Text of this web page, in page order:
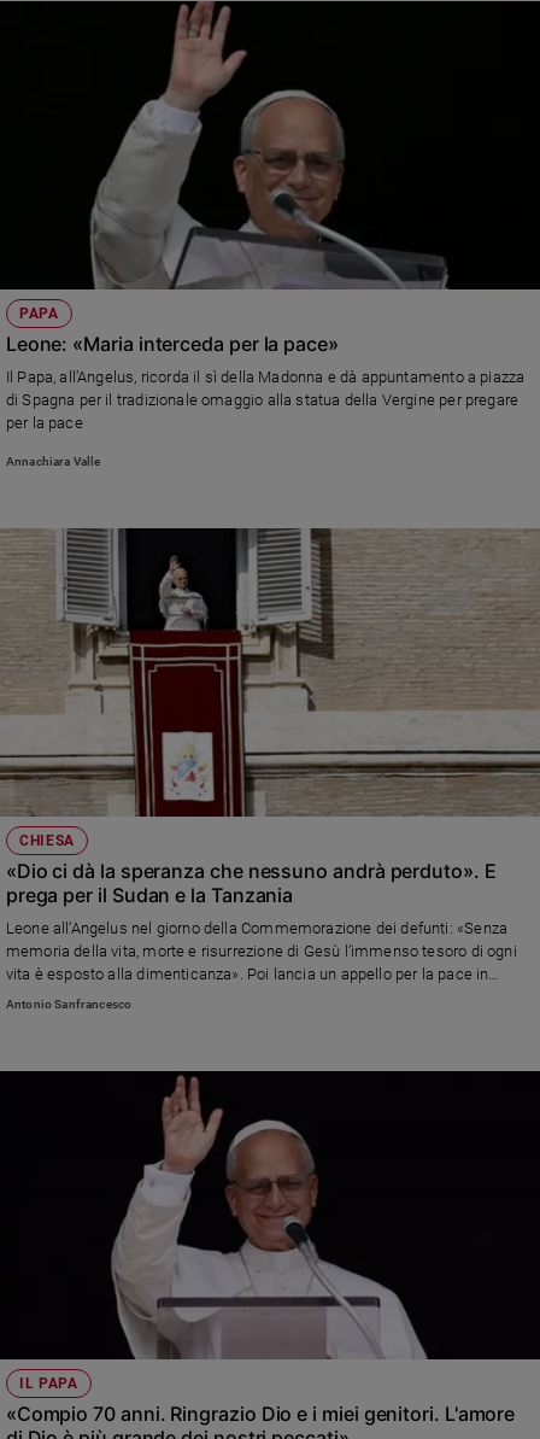
Vai
Podcast
Privacy
Policy
Contatti
Pubblicità
Registrati
PAPA
Leone: «Maria interceda per la pace»
Il Papa, all’Angelus, ricorda il sì della Madonna e dà appuntamento a piazza
di Spagna per il tradizionale omaggio alla statua della Vergine per pregare
per la pace
Annachiara Valle
CHIESA
«Dio ci dà la speranza che nessuno andrà perduto». E
prega per il Sudan e la Tanzania
Leone all’Angelus nel giorno della Commemorazione dei defunti: «Senza
memoria della vita, morte e risurrezione di Gesù l’immenso tesoro di ogni
vita è esposto alla dimenticanza». Poi lancia un appello per la pace in
Sudan e in Tanzania, invitando a un cessate il fuoco e all'apertura di corridoi
Antonio Sanfrancesco
IL PAPA
«Compio 70 anni. Ringrazio Dio e i miei genitori. L'amore